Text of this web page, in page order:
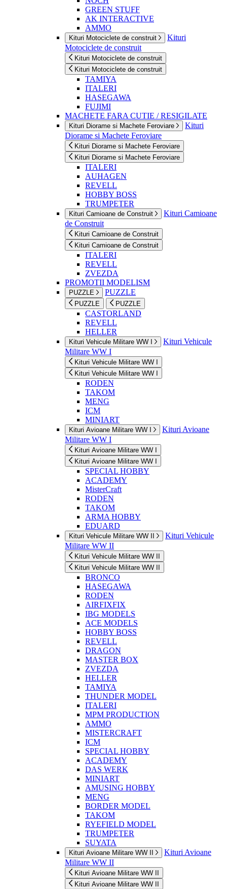
GREEN STUFF
AK INTERACTIVE
AMMO
Kituri Motociclete de construit
Kituri
Motociclete de construit
Kituri Motociclete de construit
Kituri Motociclete de construit
TAMIYA
ITALERI
HASEGAWA
FUJIMI
MACHETE FARA CUTIE / RESIGILATE
Kituri Diorame si Machete Feroviare
Kituri
Diorame si Machete Feroviare
Kituri Diorame si Machete Feroviare
Kituri Diorame si Machete Feroviare
ITALERI
AUHAGEN
REVELL
HOBBY BOSS
TRUMPETER
Kituri Camioane de Construit
Kituri Camioane
de Construit
Kituri Camioane de Construit
Kituri Camioane de Construit
ITALERI
REVELL
ZVEZDA
PROMOTII MODELISM
PUZZLE PUZZLE
PUZZLE PUZZLE
CASTORLAND
REVELL
HELLER
Kituri Vehicule Militare WW I
Kituri Vehicule
Militare WW I
Kituri Vehicule Militare WW I
Kituri Vehicule Militare WW I
RODEN
TAKOM
MENG
ICM
MINIART
Kituri Avioane Militare WW I
Kituri Avioane
Militare WW I
Kituri Avioane Militare WW I
Kituri Avioane Militare WW I
SPECIAL HOBBY
ACADEMY
MisterCraft
RODEN
TAKOM
ARMA HOBBY
EDUARD
Kituri Vehicule Militare WW II
Kituri Vehicule
Militare WW II
Kituri Vehicule Militare WW II
Kituri Vehicule Militare WW II
BRONCO
HASEGAWA
RODEN
AIRFIXFIX
IBG MODELS
ACE MODELS
HOBBY BOSS
REVELL
DRAGON
MASTER BOX
ZVEZDA
HELLER
TAMIYA
THUNDER MODEL
ITALERI
MPM PRODUCTION
AMMO
MISTERCRAFT
ICM
SPECIAL HOBBY
ACADEMY
DAS WERK
MINIART
AMUSING HOBBY
MENG
BORDER MODEL
TAKOM
RYEFIELD MODEL
TRUMPETER
SUYATA
Kituri Avioane Militare WW II
Kituri Avioane
Militare WW II
Kituri Avioane Militare WW II
Kituri Avioane Militare WW II